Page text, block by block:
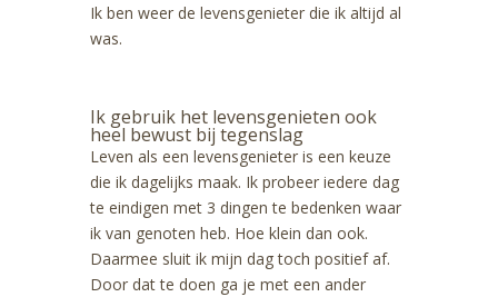
Ik ben weer de levensgenieter die ik altijd al
was.
Ik gebruik het levensgenieten ook
heel bewust bij tegenslag
Leven als een levensgenieter is een keuze
die ik dagelijks maak. Ik probeer iedere dag
te eindigen met 3 dingen te bedenken waar
ik van genoten heb. Hoe klein dan ook.
Daarmee sluit ik mijn dag toch positief af.
Door dat te doen ga je met een ander